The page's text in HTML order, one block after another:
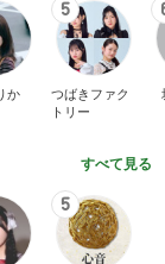
か
5
つばきファク
トリー
すべて見る
5